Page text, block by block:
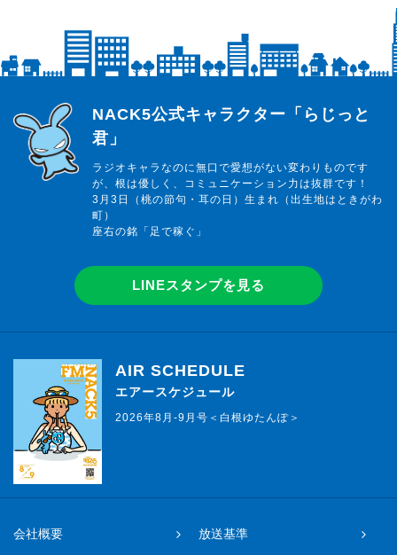
らじっと君
NACK5公式キャラクター「らじっと
君」
ラジオキャラなのに無口で愛想がない変わりものです
が、根は優しく、コミュニケーション力は抜群です！
3月3日（桃の節句・耳の日）生まれ（出生地はときがわ
町）
座右の銘「足で稼ぐ」
LINEスタンプを見る
AIR SCHEDULE
エアースケジュール
2026年8月-9月号＜白根ゆたんぽ＞
会社概要
放送基準